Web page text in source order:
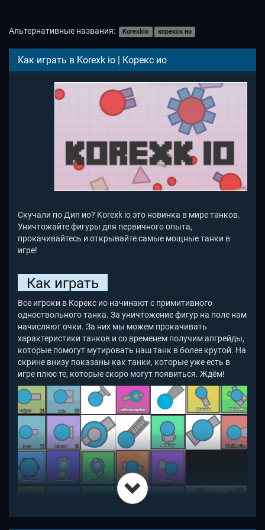
Альтернативные названия: Korexkio корекск ио
Как играть в Korexk io | Корекс ио
Скучали по Дип ио? Korexk io это новинка в мире танков.
Уничтожайте фигуры для первичного опыта,
прокачивайтесь и открывайте самые мощные танки в
игре!
Как играть
Все игроки в Корекс ио начинают с примитивного
одноствольного танка. За уничтожение фигур на поле нам
начисляют очки. За них мы можем прокачивать
характеристики танков и со временем получим апгрейды,
которые помогут мутировать наш танк в более крутой. На
скрине внизу показаны как танки, которые уже есть в
игре плюс те, которые скоро могут появиться. Ждём!
Ориентируйтесь в Korexk ioпо мини-карте. Отправляйтесь